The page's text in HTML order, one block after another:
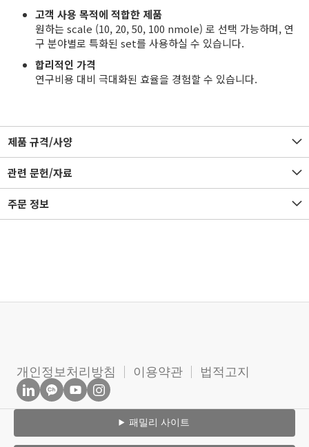
고객 사용 목적에 적합한 제품
원하는 scale (10, 20, 50, 100 nmole) 로 선택 가능하며, 연
구 분야별로 특화된 set를 사용하실 수 있습니다.
합리적인 가격
연구비용 대비 극대화된 효율을 경험할 수 있습니다.
제품 규격/사양
관련 문헌/자료
주문 정보
개인정보처리방침 이용약관 법적고지
패밀리 사이트